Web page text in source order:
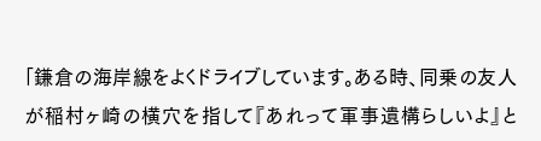
「鎌倉の海岸線をよくドライブしています。ある時、同乗の友人
が稲村ヶ崎の横穴を指して『あれって軍事遺構らしいよ』と